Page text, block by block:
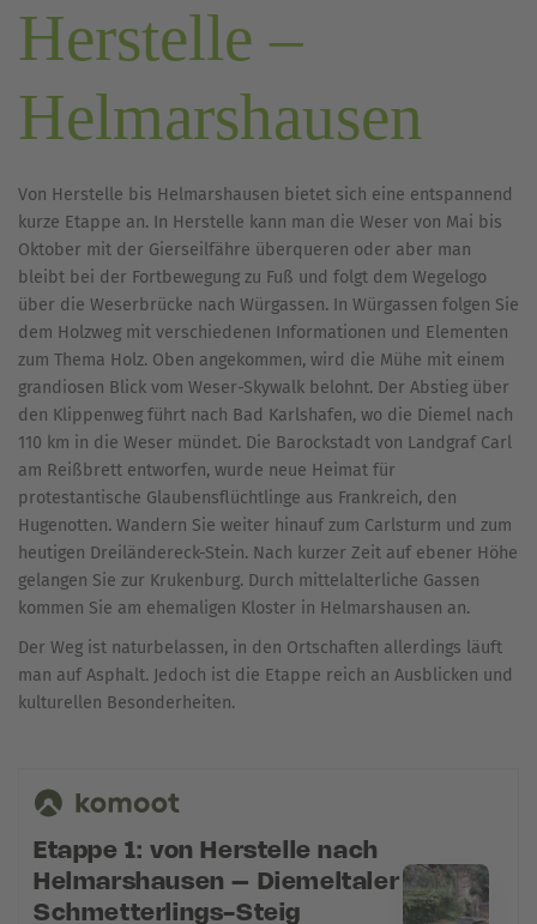
Herstelle –
Helmarshausen
Von Herstelle bis Helmarshausen bietet sich eine entspannend
kurze Etappe an. In Herstelle kann man die Weser von Mai bis
Oktober mit der Gierseilfähre überqueren oder aber man
bleibt bei der Fortbewegung zu Fuß und folgt dem Wegelogo
über die Weserbrücke nach Würgassen. In Würgassen folgen Sie
dem Holzweg mit verschiedenen Informationen und Elementen
zum Thema Holz. Oben angekommen, wird die Mühe mit einem
grandiosen Blick vom Weser-Skywalk belohnt. Der Abstieg über
den Klippenweg führt nach Bad Karlshafen, wo die Diemel nach
110 km in die Weser mündet. Die Barockstadt von Landgraf Carl
am Reißbrett entworfen, wurde neue Heimat für
protestantische Glaubensflüchtlinge aus Frankreich, den
Hugenotten. Wandern Sie weiter hinauf zum Carlsturm und zum
heutigen Dreiländereck-Stein. Nach kurzer Zeit auf ebener Höhe
gelangen Sie zur Krukenburg. Durch mittelalterliche Gassen
kommen Sie am ehemaligen Kloster in Helmarshausen an.
Der Weg ist naturbelassen, in den Ortschaften allerdings läuft
man auf Asphalt. Jedoch ist die Etappe reich an Ausblicken und
kulturellen Besonderheiten.